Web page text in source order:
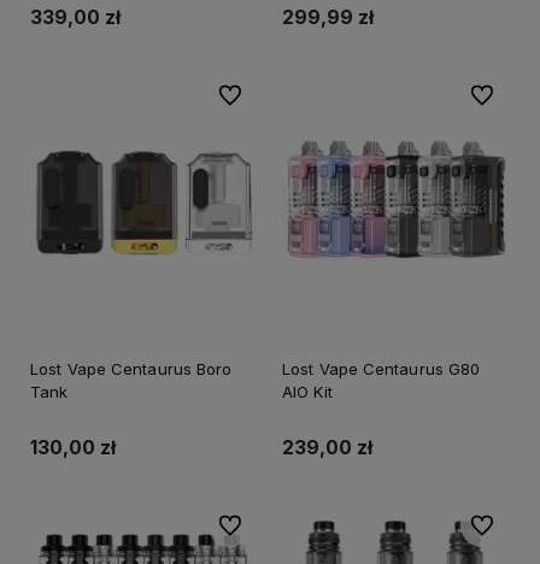
339,00 zł 299,99 zł
Lost Vape Centaurus Boro
Tank
130,00 zł
Do ulubionych
Lost Vape Centaurus G80
AIO Kit
239,00 zł
Do
Do ulubionych Do